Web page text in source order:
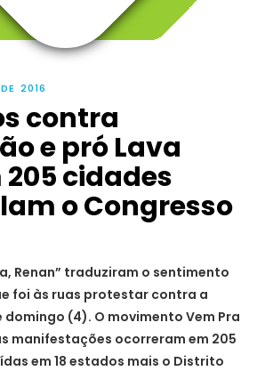
2016
contra
e pró Lava
cidades
o Congresso
Renan” traduziram o sentimento
foi às ruas protestar contra a
(4). O movimento Vem Pra
manifestações ocorreram em 205
em 18 estados mais o Distrito